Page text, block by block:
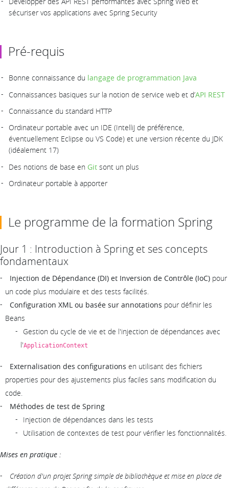
sécuriser vos applications avec Spring Security
Pré-requis
Bonne connaissance du langage de programmation Java
Connaissances basiques sur la notion de service web et d’API REST
Connaissance du standard HTTP
Ordinateur portable avec un IDE (IntelliJ de préférence,
éventuellement Eclipse ou VS Code) et une version récente du JDK
(idéalement 17)
Des notions de base en Git sont un plus
Ordinateur portable à apporter
Le programme de la formation Spring
Jour 1 : Introduction à Spring et ses concepts
fondamentaux
Injection de Dépendance (DI) et Inversion de Contrôle (IoC) pour
un code plus modulaire et des tests facilités.
Configuration XML ou basée sur annotations pour définir les
Beans
Gestion du cycle de vie et de l'injection de dépendances avec
l'ApplicationContext
Externalisation des configurations en utilisant des fichiers
properties pour des ajustements plus faciles sans modification du
code.
Méthodes de test de Spring
Injection de dépendances dans les tests
Utilisation de contextes de test pour vérifier les fonctionnalités.
Mises en pratique :
Création d'un projet Spring simple de bibliothèque et mise en place de